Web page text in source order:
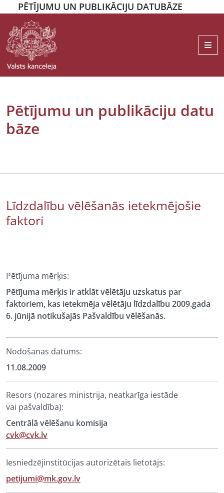
PĒTĪJUMU UN PUBLIKĀCIJU DATUBĀZE
Pētījumu un publikāciju datu
bāze
Līdzdalību vēlēšanās ietekmējošie
faktori
Pētījuma mērķis:
Pētījuma mērķis ir atklāt vēlētāju uzskatus par
faktoriem, kas ietekmēja vēlētāju līdzdalību 2009.gada
6. jūnijā notikušajās Pašvaldību vēlēšanās.
Nodošanas datums:
11.08.2009
Resors (nozares ministrija, neatkarīga iestāde
vai pašvaldība):
Centrālā vēlēšanu komisija
cvk@cvk.lv
Iesniedzējinstitūcijas autorizētais lietotājs:
petijumi@mk.gov.lv